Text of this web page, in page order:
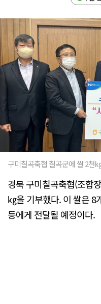
구미칠곡축협 칠곡군에 쌀 2천
경북 구미칠곡축협(조합
㎏을 기부했다. 이 쌀은 8
등에게 전달될 예정이다.